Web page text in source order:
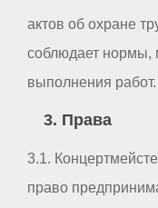
актов об охране
соблюдает нормы,
выполнения работ.
3. Права
3.1.
право